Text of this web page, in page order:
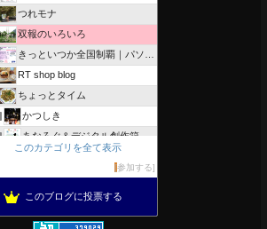
つれモナ
双報のいろいろ
きっといつか全国制覇｜パソコン教室、簿記教室のスタッフブログ
RT shop blog
ちょっとタイム
かつしき
あなろぐ＆デジタル創作箱
軽井沢まったり生活 柴犬とともに
がんばれ長野
OESセｴラ＆レイラ何気ない風景
のんびりいこうよ！
このカテゴリを全て表示
参加する
このブログに投票する